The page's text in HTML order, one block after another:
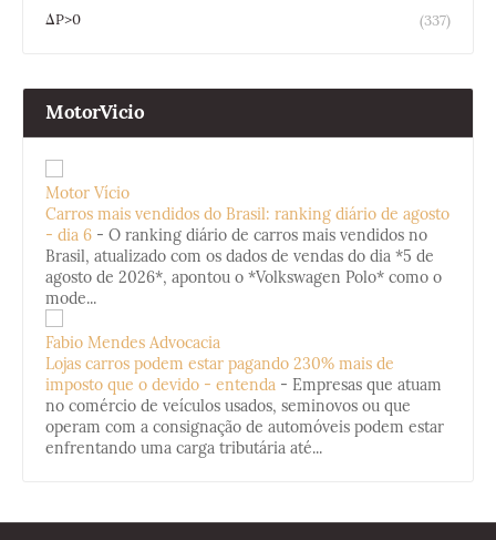
ΔP>0
(337)
MotorVicio
Motor Vício
Carros mais vendidos do Brasil: ranking diário de agosto
- dia 6 - O ranking diário de carros mais vendidos no
Brasil, atualizado com os dados de vendas do dia *5 de
agosto de 2026*, apontou o *Volkswagen Polo* como o
mode...
Fabio Mendes Advocacia
Lojas carros podem estar pagando 230% mais de
imposto que o devido - entenda - Empresas que atuam
no comércio de veículos usados, seminovos ou que
operam com a consignação de automóveis podem estar
enfrentando uma carga tributária até...